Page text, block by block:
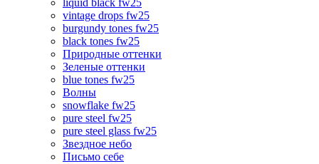
liquid black fw25
vintage drops fw25
burgundy tones fw25
black tones fw25
Природные оттенки
Зеленые оттенки
blue tones fw25
Волны
snowflake fw25
pure steel fw25
pure steel glass fw25
Звездное небо
Письмо себе